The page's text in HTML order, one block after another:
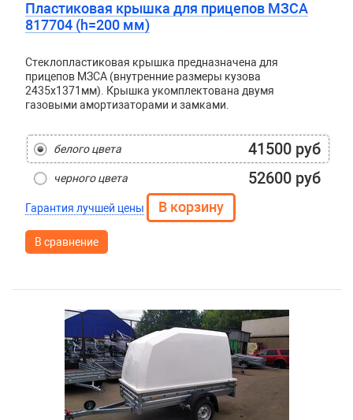
Пластиковая крышка для прицепов МЗСА
817704 (h=200 мм)
Стеклопластиковая крышка предназначена для
прицепов МЗСА (внутренние размеры кузова
2435x1371мм). Крышка укомплектована двумя
газовыми амортизаторами и замками.
белого цвета 41500 руб
черного цвета 52600 руб
Гарантия лучшей цены
В сравнение